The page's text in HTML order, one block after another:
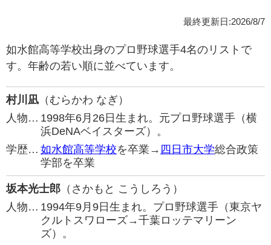
最終更新日:2026/8/7
如水館高等学校出身のプロ野球選手4名のリストで
す。年齢の若い順に並べています。
村川凪 （むらかわ なぎ）
人物… 1998年6月26日生まれ。元プロ野球選手（横
浜DeNAベイスターズ）。
学歴… 如水館高等学校を卒業→ 四日市大学総合政策
学部を卒業
坂本光士郎 （さかもと こうしろう）
人物… 1994年9月9日生まれ。プロ野球選手（東京ヤ
クルトスワローズ→千葉ロッテマリーン
ズ）。